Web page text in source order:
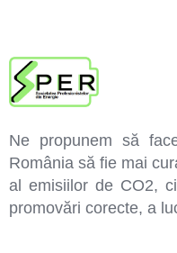
Ne propunem să
România să fie mai
al emisiilor de CO2,
promovări corecte, a